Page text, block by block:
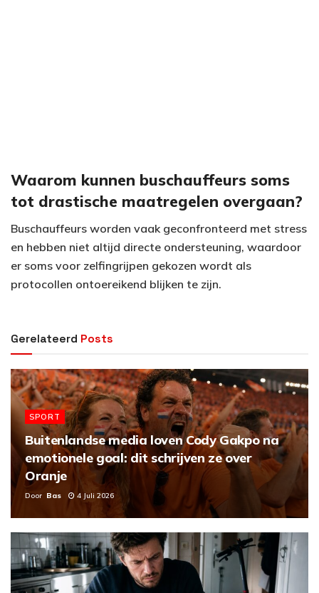
Waarom kunnen buschauffeurs soms
tot drastische maatregelen overgaan?
Buschauffeurs worden vaak geconfronteerd met stress
en hebben niet altijd directe ondersteuning, waardoor
er soms voor zelfingrijpen gekozen wordt als
protocollen ontoereikend blijken te zijn.
Gerelateerd Posts
SPORT
Buitenlandse media loven Cody Gakpo na
emotionele goal: dit schrijven ze over
Oranje
Door Bas 4 Juli 2026